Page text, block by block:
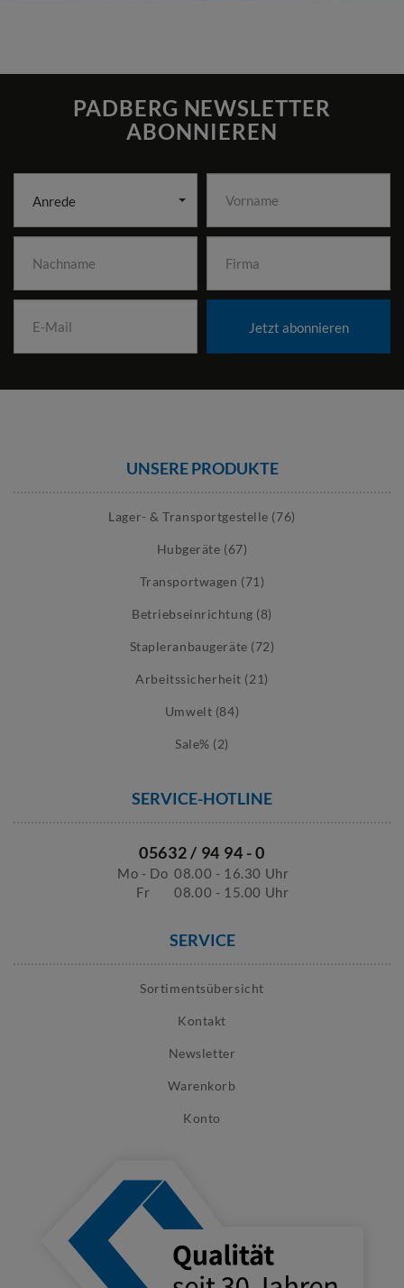
PADBERG NEWSLETTER
ABONNIEREN
Anrede
Jetzt abonnieren
UNSERE PRODUKTE
Lager- & Transportgestelle (76)
Hubgeräte (67)
Transportwagen (71)
Betriebseinrichtung (8)
Stapleranbaugeräte (72)
Arbeitssicherheit (21)
Umwelt (84)
Sale% (2)
SERVICE-HOTLINE
05632 / 94 94 - 0
Mo - Do 08.00 - 16.30 Uhr
Fr
08.00 - 15.00 Uhr
SERVICE
Sortimentsübersicht
Kontakt
Newsletter
Warenkorb
Konto